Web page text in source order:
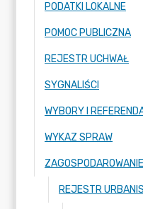
PODATKI LOKALNE
POMOC PUBLICZNA
REJESTR UCHWAŁ
SYGNALIŚCI
WYBORY I
WYKAZ SPRAW
REJESTR